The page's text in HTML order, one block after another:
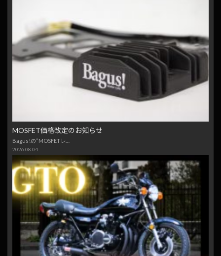
MOSFET価格改定のお知らせ
Bagus!の“MOSFETレ…
2026.08.04